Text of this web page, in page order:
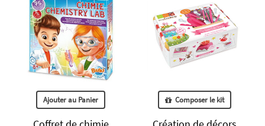
Ajouter au Panier Composer le kit